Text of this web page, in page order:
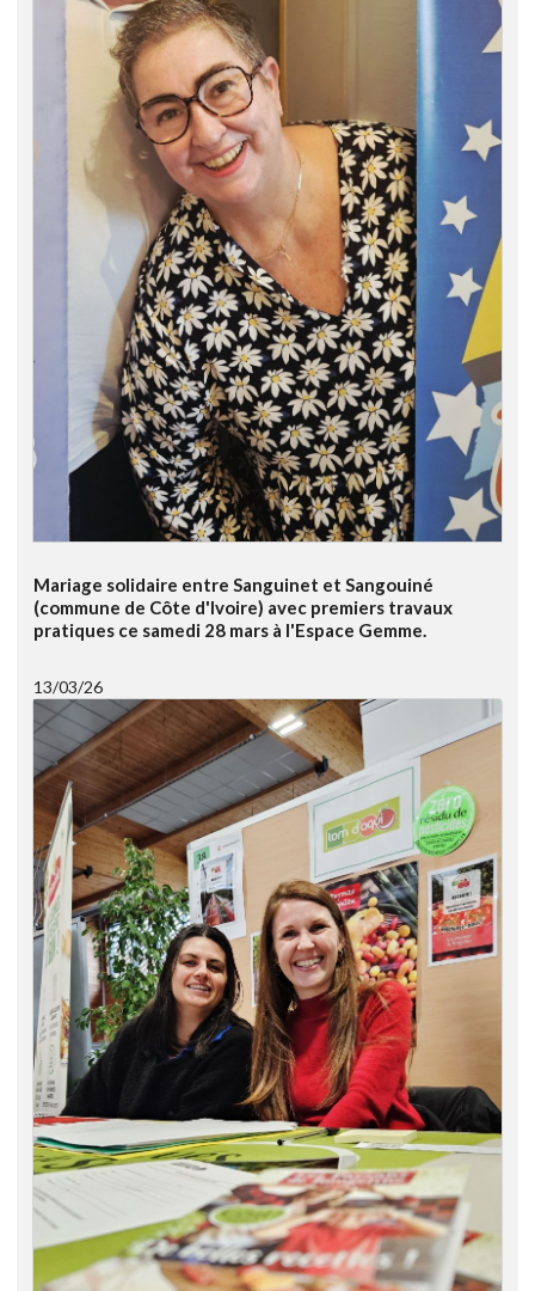
Mariage solidaire entre Sanguinet et Sangouiné
(commune de Côte d'Ivoire) avec premiers travaux
pratiques ce samedi 28 mars à l'Espace Gemme.
13/03/26